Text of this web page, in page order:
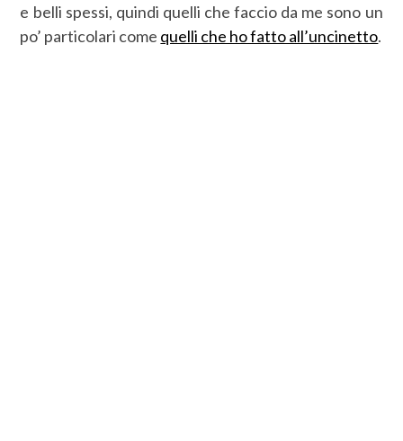
e belli spessi, quindi quelli che faccio da me sono un
po’ particolari come quelli che ho fatto all’uncinetto.